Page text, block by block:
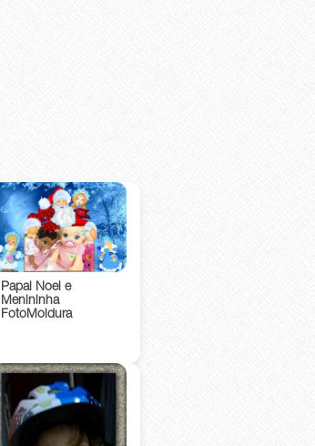
Papai Noel e
Menininha
FotoMoldura